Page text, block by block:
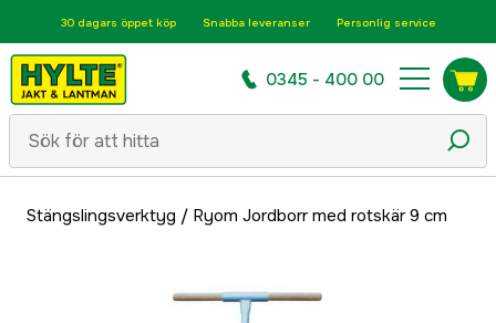
30 dagars öppet köp Snabba leveranser Personlig service
0345 - 400 00
Stängslingsverktyg / Ryom Jordborr med rotskär 9 cm